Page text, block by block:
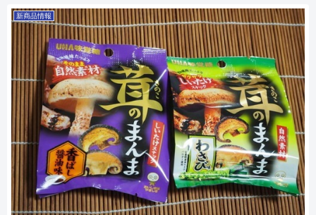
新商品情報